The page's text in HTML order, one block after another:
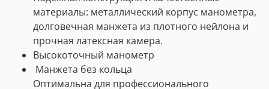
материалы: металлический корпус манометра,
долговечная манжета из плотного нейлона и
прочная латексная камера.
Высокоточный манометр
Манжета без кольца
Оптимальна для профессионального